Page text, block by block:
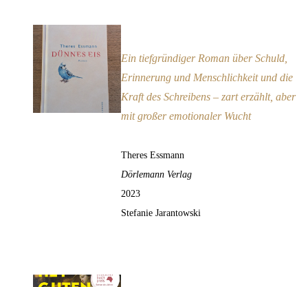
Ein tiefgründiger Roman über Schuld,
Erinnerung und Menschlichkeit und die
Kraft des Schreibens – zart erzählt, aber
mit großer emotionaler Wucht
Theres Essmann
Dörlemann Verlag
2023
Stefanie Jarantowski